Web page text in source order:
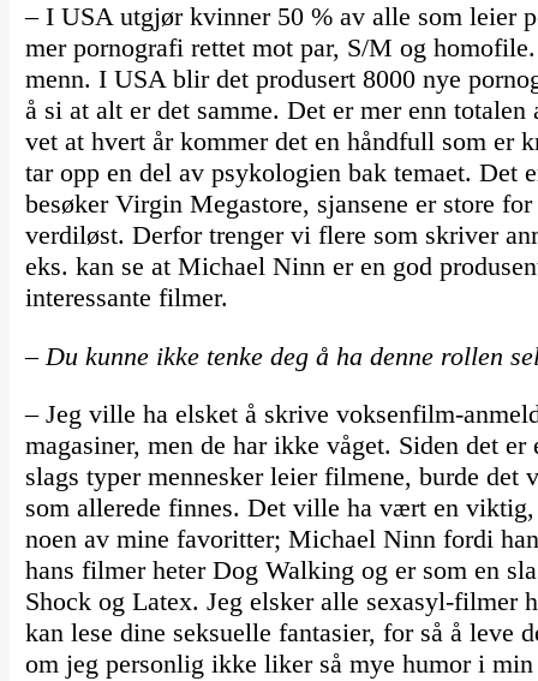
– I USA utgjør kvinner 50 % av alle som leier
mer pornografi rettet mot par, S/M og
menn. I USA blir det produsert 8000 nye
å si at alt er det samme. Det er mer enn
vet at hvert år kommer det en håndfull som er
tar opp en del av psykologien bak temaet. Det
besøker Virgin Megastore, sjansene er store
verdiløst. Derfor trenger vi flere som skriver
eks. kan se at Michael Ninn er en god
interessante filmer.
– Du kunne ikke tenke deg å ha denne rollen
– Jeg ville ha elsket å skrive voksenfilm-
magasiner, men de har ikke våget. Siden det
slags typer mennesker leier filmene, burde det
som allerede finnes. Det ville ha vært en
noen av mine favoritter; Michael Ninn fordi
hans filmer heter Dog Walking og er som en
Shock og Latex. Jeg elsker alle sexasyl-filmer
kan lese dine seksuelle fantasier, for så å
om jeg personlig ikke liker så mye humor i